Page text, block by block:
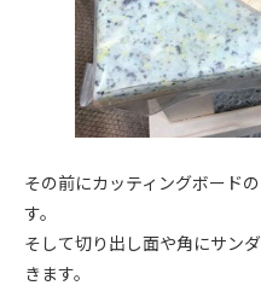
その前にカッティングボード
す。
そして切り出し面や角にサン
きます。